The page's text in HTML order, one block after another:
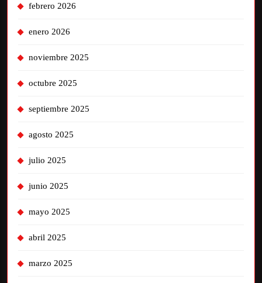
febrero 2026
enero 2026
noviembre 2025
octubre 2025
septiembre 2025
agosto 2025
julio 2025
junio 2025
mayo 2025
abril 2025
marzo 2025